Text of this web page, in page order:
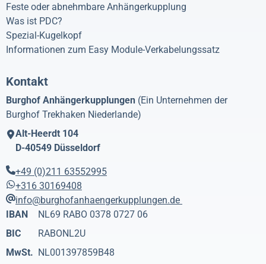
Feste oder abnehmbare Anhängerkupplung
Was ist PDC?
Spezial-Kugelkopf
Informationen zum Easy Module-Verkabelungssatz
Kontakt
Burghof Anhängerkupplungen (Ein Unternehmen der
Burghof Trekhaken Niederlande)
Alt-Heerdt 104
D-40549 Düsseldorf
+49 (0)211 63552995
+316 30169408
info@burghofanhaengerkupplungen.de
IBAN
NL69 RABO 0378 0727 06
BIC
RABONL2U
MwSt. NL001397859B48